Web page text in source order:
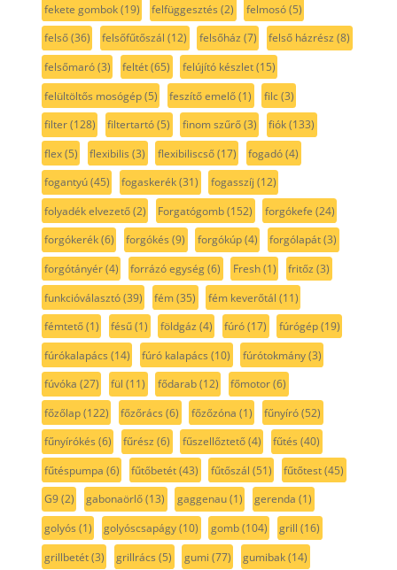
fekete gombok(19) felfüggesztés (2) felmosó(5)
felső(36) felsőfűtőszál (12) felsőház (7) felső házrész (8)
felsőmaró(3) feltét(65) felújító készlet(15)
felültöltős mosógép(5) feszítő emelő(1) filc(3)
filter(128) filtertartó(5) finom szűrő(3) fiók(133)
flex(5) flexibilis (3) flexibiliscső(17) fogadó(4)
fogantyú(45) fogaskerék(31) fogasszíj (12)
folyadék elvezető(2) Forgatógomb(152) forgókefe (24)
forgókerék(6) forgókés (9) forgókúp(4) forgólapát(3)
forgótányér(4) forrázó egység(6) Fresh(1) fritőz (3)
funkcióválasztó(39) fém(35) fém keverőtál (11)
fémtető(1) fésű(1) földgáz (4) fúró(17) fúrógép(19)
fúrókalapács (14) fúró kalapács (10) fúrótokmány(3)
fúvóka (27) fül (11) fődarab(12) főmotor(6)
főzőlap(122) főzőrács (6) főzőzóna (1) fűnyíró(52)
fűnyírókés (6) fűrész (6) fűszellőztető(4) fűtés (40)
fűtéspumpa (6) fűtőbetét(43) fűtőszál (51) fűtőtest(45)
G9(2) gabonaörlő(13) gaggenau(1) gerenda (1)
golyós (1) golyóscsapágy(10) gomb(104) grill (16)
grillbetét(3) grillrács (5) gumi (77) gumibak(14)